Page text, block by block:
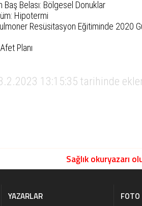
Baş Belası: Bölgesel Donuklar
Hipotermi
Resüsitasyon Eğitiminde 2020
Planı
13:15:35 tarihinde
Sağlık okuryazarı
YAZARLAR
FOTO